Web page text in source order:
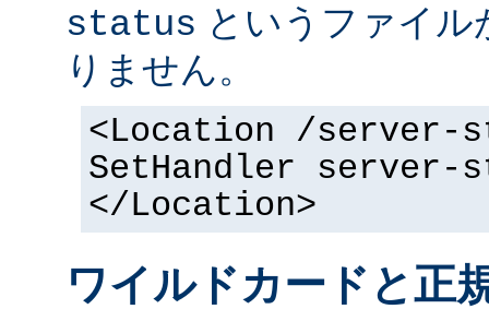
status というファイ
りません。
<Location /server-
SetHandler server-
</Location>
ワイルドカードと正